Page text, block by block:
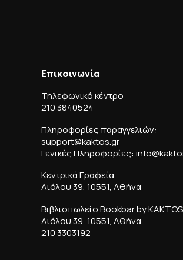
Επικοινωνία
Τηλεφωνικό κέντρο
210 3840524
Πληροφορίες παραγγελιών:
support@kaktos.gr
Γενικές Πληροφορίες:
Κεντρικά Γραφεία
Αιόλου 39, 10551, Αθήνα
Βιβλιοπωλείο Bookbar by KAKTOS
Αιόλου 39, 10551, Αθήνα
210 3303192